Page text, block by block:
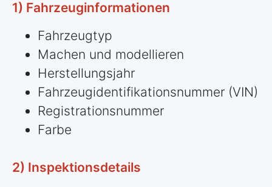
1) Fahrzeuginformationen
Fahrzeugtyp
Machen und modellieren
Herstellungsjahr
Fahrzeugidentifikationsnummer (VIN)
Registrationsnummer
Farbe
2) Inspektionsdetails